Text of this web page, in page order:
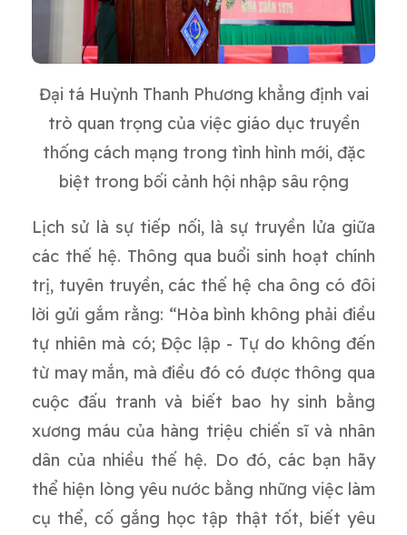
Đại tá Huỳnh Thanh Phương khẳng định vai
trò quan trọng của việc giáo dục truyền
thống cách mạng trong tình hình mới, đặc
biệt trong bối cảnh hội nhập sâu rộng
Lịch sử là sự tiếp nối, là sự truyền lửa giữa
các thế hệ. Thông qua buổi sinh hoạt chính
trị, tuyên truyền, các thế hệ cha ông có đôi
lời gửi gắm rằng: “Hòa bình không phải điều
tự nhiên mà có; Độc lập - Tự do không đến
từ may mắn, mà điều đó có được thông qua
cuộc đấu tranh và biết bao hy sinh bằng
xương máu của hàng triệu chiến sĩ và nhân
dân của nhiều thế hệ. Do đó, các bạn hãy
thể hiện lòng yêu nước bằng những việc làm
cụ thể, cố gắng học tập thật tốt, biết yêu